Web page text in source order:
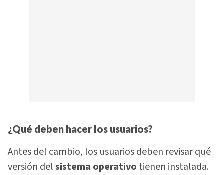
¿Qué deben hacer los usuarios?
Antes del cambio, los usuarios deben revisar qué
versión delsistema operativo tienen instalada.